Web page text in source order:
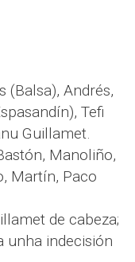
(Balsa), Andrés,
Tefi
Guillamet.
Manoliño,
Martín, Paco
de cabeza;
unha indecisión